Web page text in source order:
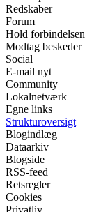
Redskaber
Forum
Hold forbindelsen
Modtag beskeder
Social
E-mail nyt
Community
Lokalnetværk
Egne links
Strukturoversigt
Blogindlæg
Dataarkiv
Blogside
RSS-feed
Retsregler
Cookies
Privatliv